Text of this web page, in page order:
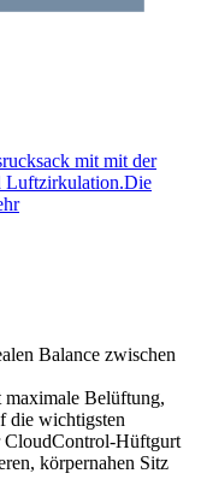
mit mit der
Luftzirkulation.Die
Balance zwischen
Belüftung,
die wichtigsten
CloudControl-Hüftgurt
körpernahen Sitz